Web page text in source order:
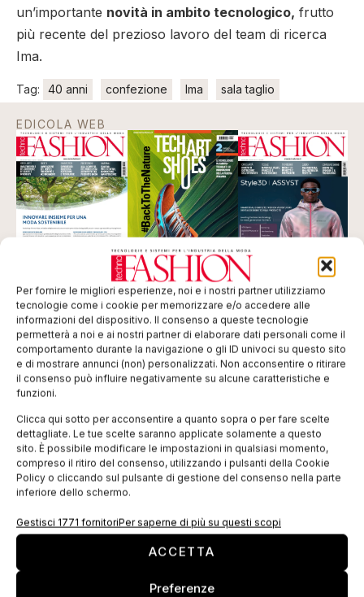
Per fornire le migliori esperienze, noi e i nostri partner utilizziamo
tecnologie come i cookie per memorizzare e/o accedere alle
informazioni del dispositivo. Il consenso a queste tecnologie
permetterà a noi e ai nostri partner di elaborare dati personali come il
comportamento durante la navigazione o gli ID univoci su questo sito
e di mostrare annunci (non) personalizzati. Non acconsentire o ritirare
il consenso può influire negativamente su alcune caratteristiche e
funzioni.
Clicca qui sotto per acconsentire a quanto sopra o per fare scelte
dettagliate. Le tue scelte saranno applicate solamente a questo
sito. È possibile modificare le impostazioni in qualsiasi momento,
compreso il ritiro del consenso, utilizzando i pulsanti della Cookie
Policy o cliccando sul pulsante di gestione del consenso nella parte
inferiore dello schermo.
Gestisci 1771 fornitoriPer saperne di più su questi scopi
ACCETTA
Preferenze
un’importante novità in ambito tecnologico, frutto
più recente del prezioso lavoro del team di ricerca
Ima.
Tag: 40 anni confezione Ima sala taglio
EDICOLA WEB
ISCRIVITI ALLA NEWSLETTER
TI POTREBBERO INTERESSARE